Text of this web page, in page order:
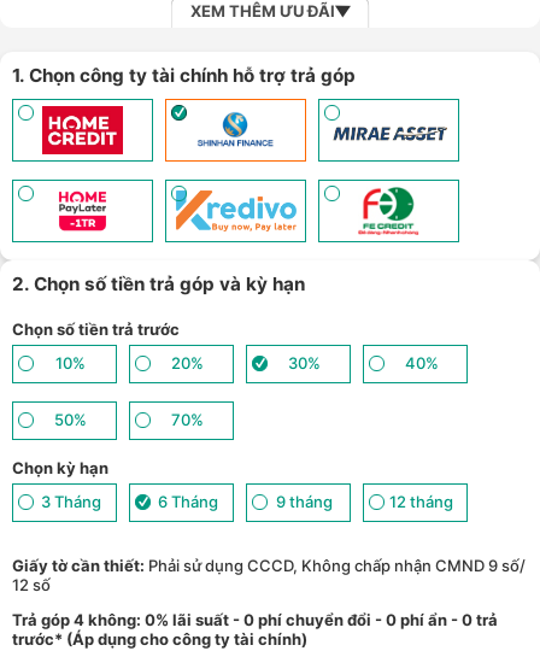
XEM THÊM ƯU ĐÃI
1. Chọn công ty tài chính hỗ trợ trả góp
2. Chọn số tiền trả góp và kỳ hạn
Chọn số tiền trả trước
10%
20% 30% 40%
50% 70%
Chọn kỳ hạn
3 Tháng
6 Tháng 9 tháng 12 tháng
Giấy tờ cần thiết: Phải sử dụng CCCD, Không chấp nhận CMND 9 số/
12 số
Trả góp 4 không: 0% lãi suất - 0 phí chuyển đổi - 0 phí ẩn - 0 trả
trước* (Áp dụng cho công ty tài chính)